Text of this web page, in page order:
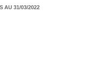
AU 31/03/2022